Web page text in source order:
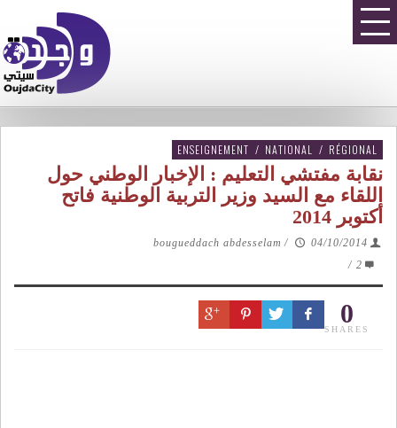
ENSEIGNEMENT / NATIONAL / RÉGIONAL
نقابة مفتشي التعليم : الإخبار الوطني حول
اللقاء مع السيد وزير التربية الوطنية فاتح
أكتوبر 2014
bougueddach abdesselam /
04/10/2014
2
/
0
SHARES